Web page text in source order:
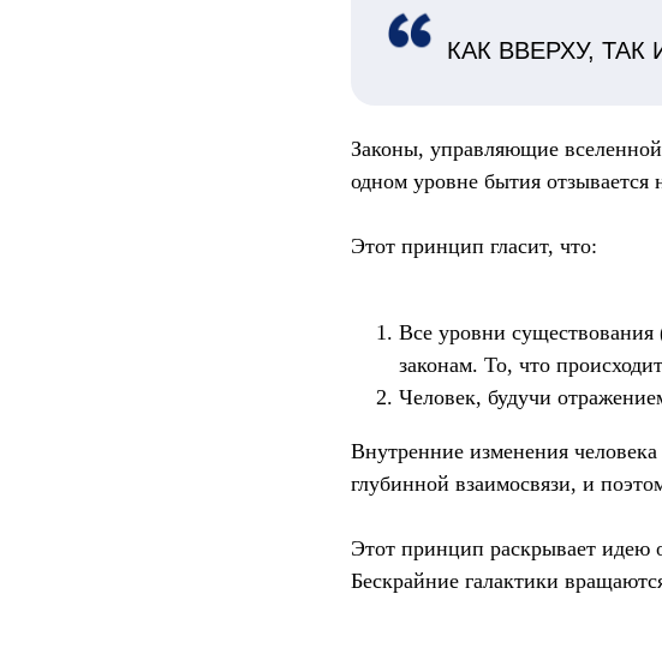
КАК ВВЕРХУ, ТАК
Законы, управляющие
одном уровне бытия отзывается
Этот принцип гласит, что:
Все уровни
законам. То, что
Человек, будучи
Внутренние изменения
глубинной взаимосвязи, и
Этот принцип раскрывает идею
Бескрайние галактики